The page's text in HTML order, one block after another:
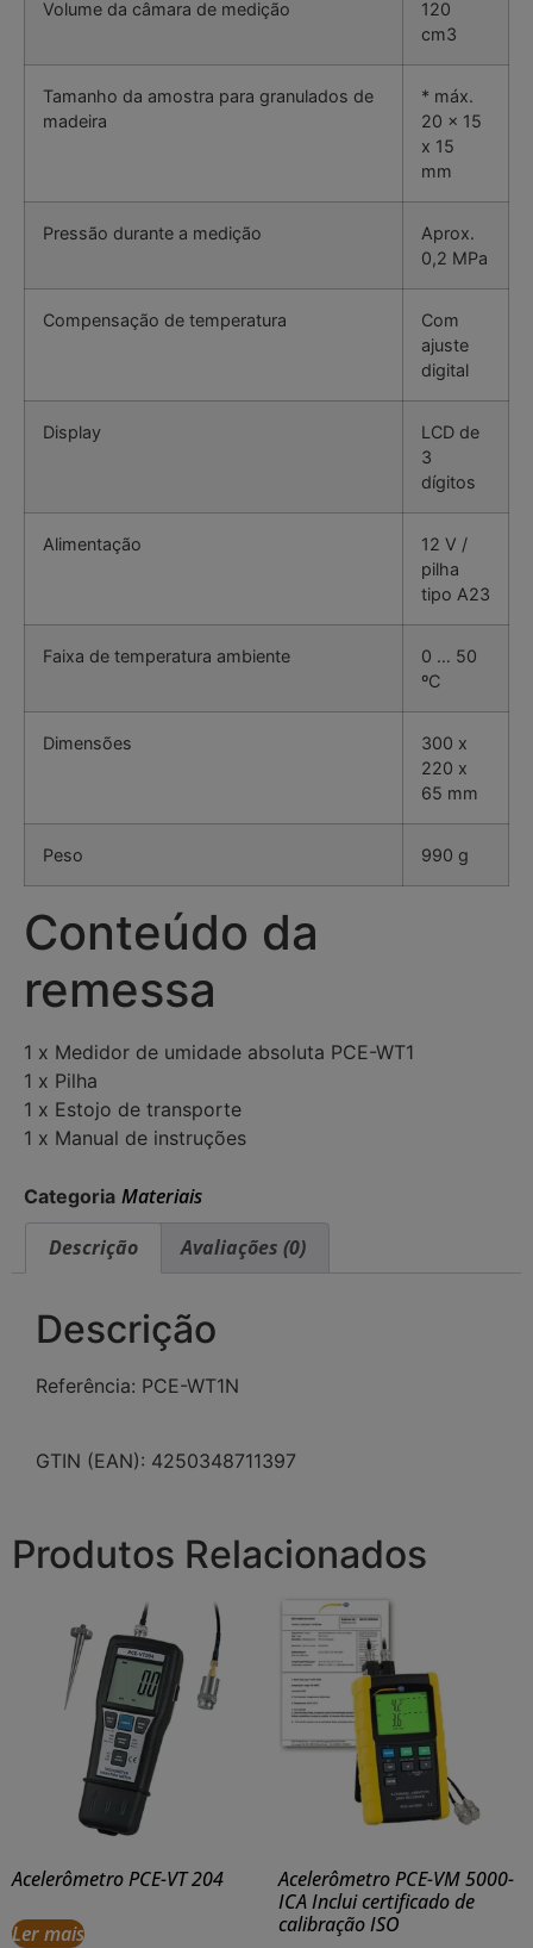
Volume da câmara de medição
120
cm3
Tamanho da amostra para granulados de
madeira
* máx.
20 x 15
x 15
mm
Pressão durante a medição
Aprox.
0,2 MPa
Compensação de temperatura
Com
ajuste
digital
Display
LCD de
3
dígitos
Alimentação
12 V /
pilha
tipo A23
Faixa de temperatura ambiente
0 … 50
ºC
Dimensões
300 x
220 x
65 mm
Peso 990 g
Conteúdo da
remessa
1 x Medidor de umidade absoluta PCE-WT1
1 x Pilha
1 x Estojo de transporte
1 x Manual de instruções
Categoria Materiais
Descrição
Avaliações (0)
Descrição
Referência: PCE-WT1N
GTIN (EAN): 4250348711397
Produtos Relacionados
Acelerômetro PCE-VT 204
Ler mais
Acelerômetro PCE-VM 5000-
ICA Inclui certificado de
calibração ISO